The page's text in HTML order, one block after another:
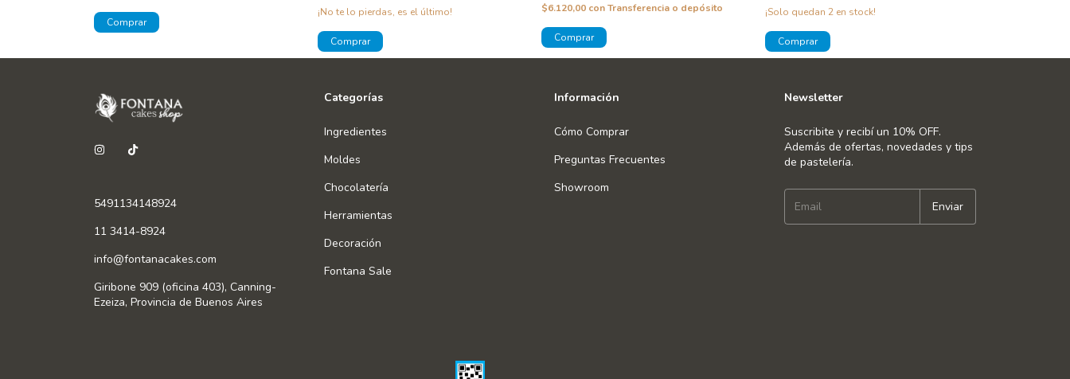
¡No te lo pierdas, es el último!
$6.120,00 conTransferencia o depósito
¡Solo quedan 2 en stock!
5491134148924
11 3414-8924
info@fontanacakes.com
Giribone 909 (oficina 403), Canning-
Ezeiza, Provincia de Buenos Aires
Categorías
Ingredientes
Moldes
Chocolatería
Herramientas
Decoración
Fontana Sale
Información
Cómo Comprar
Preguntas Frecuentes
Showroom
Newsletter
Suscribite y recibí un 10% OFF.
Además de ofertas, novedades y tips
de pastelería.